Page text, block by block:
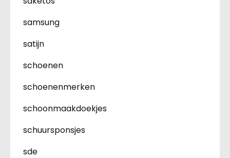
samsung
satijn
schoenen
schoenenmerken
schoonmaakdoekjes
schuursponsjes
sde